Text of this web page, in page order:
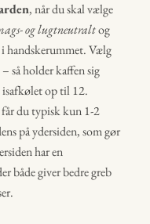
, når du skal vælge
og lugtneutraltog
handskerummet. Vælg
så holder kaffen sig
op til 12.
får du typisk kun 1-2
på ydersiden, som gør
har en
både giver bedre greb